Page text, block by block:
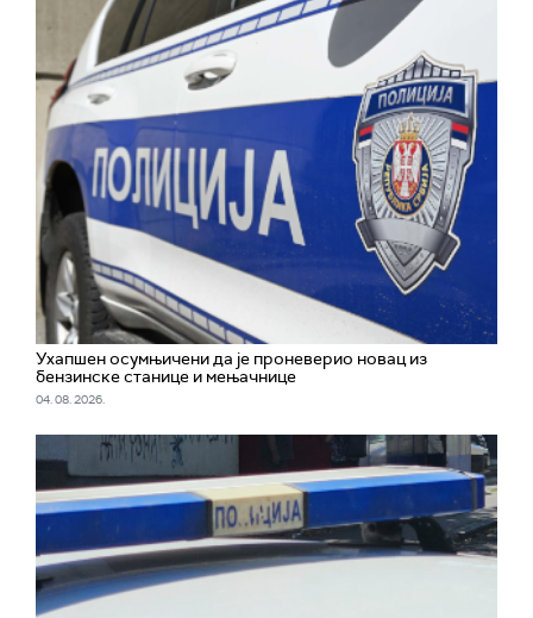
Ухапшен осумњичени да је проневерио новац из
бензинске станице и мењачнице
04. 08. 2026.